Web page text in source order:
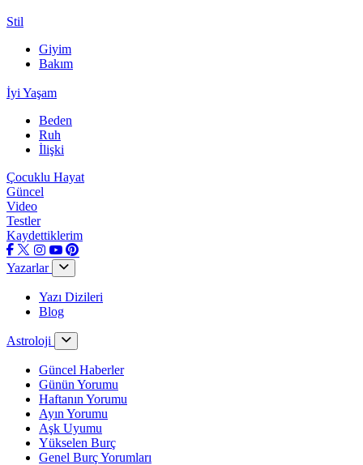
Stil
Giyim
Bakım
İyi Yaşam
Beden
Ruh
İlişki
Çocuklu Hayat
Güncel
Video
Testler
Kaydettiklerim
Yazarlar
Yazı Dizileri
Blog
Astroloji
Güncel Haberler
Günün Yorumu
Haftanın Yorumu
Ayın Yorumu
Aşk Uyumu
Yükselen Burç
Genel Burç Yorumları